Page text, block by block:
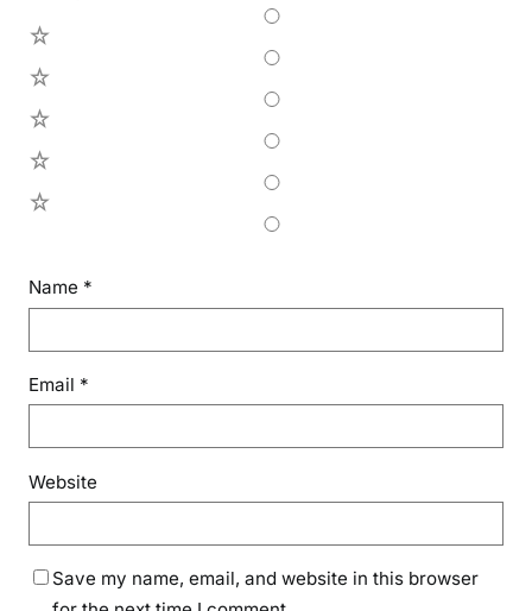
Name *
Email *
Website
Save my name, email, and website in this browser